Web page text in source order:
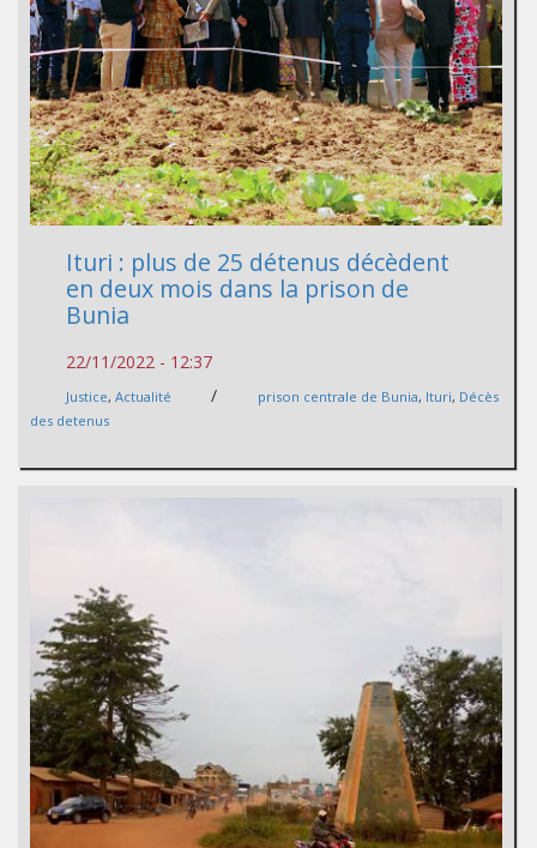
Ituri : plus de 25 détenus décèdent
en deux mois dans la prison de
Bunia
22/11/2022 - 12:37
Justice, Actualité / prison centrale de Bunia, Ituri, Décès
des detenus